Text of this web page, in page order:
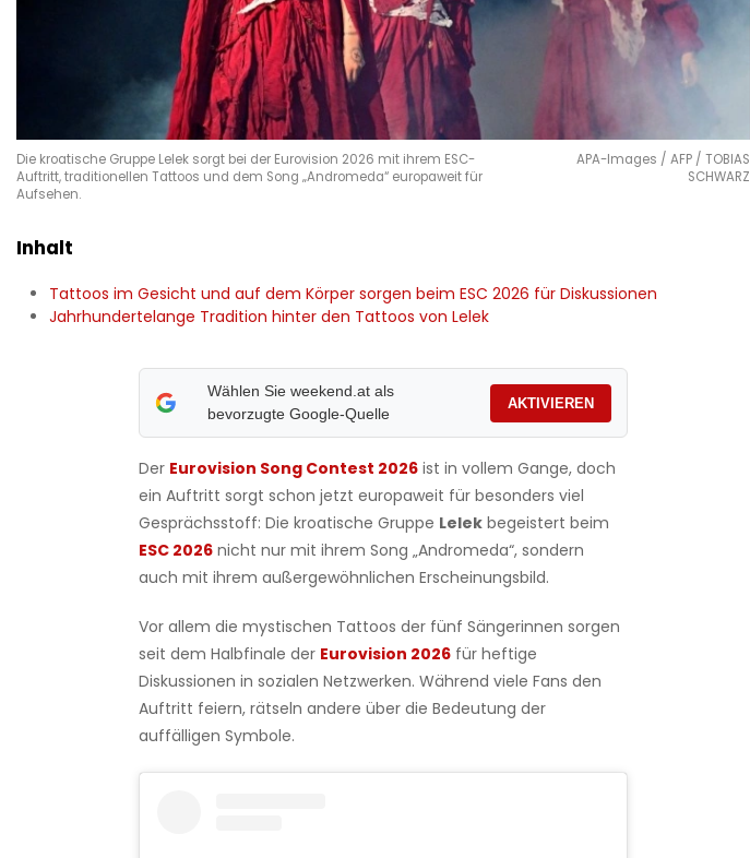
Die kroatische Gruppe Lelek sorgt bei der Eurovision 2026 mit ihrem ESC-
Auftritt, traditionellen Tattoos und dem Song „Andromeda“ europaweit für
Aufsehen.
APA-Images / AFP / TOBIAS
SCHWARZ
Inhalt
Tattoos im Gesicht und auf dem Körper sorgen beim ESC 2026 für Diskussionen
Jahrhundertelange Tradition hinter den Tattoos von Lelek
Wählen Sie weekend.at als
bevorzugte Google-Quelle
AKTIVIEREN
Der Eurovision Song Contest 2026 ist in vollem Gange, doch
ein Auftritt sorgt schon jetzt europaweit für besonders viel
Gesprächsstoff: Die kroatische Gruppe Lelekbegeistert beim
ESC 2026nicht nur mit ihrem Song „Andromeda“, sondern
auch mit ihrem außergewöhnlichen Erscheinungsbild.
Vor allem die mystischen Tattoos der fünf Sängerinnen sorgen
seit dem Halbfinale der Eurovision 2026für heftige
Diskussionen in sozialen Netzwerken. Während viele Fans den
Auftritt feiern, rätseln andere über die Bedeutung der
auffälligen Symbole.